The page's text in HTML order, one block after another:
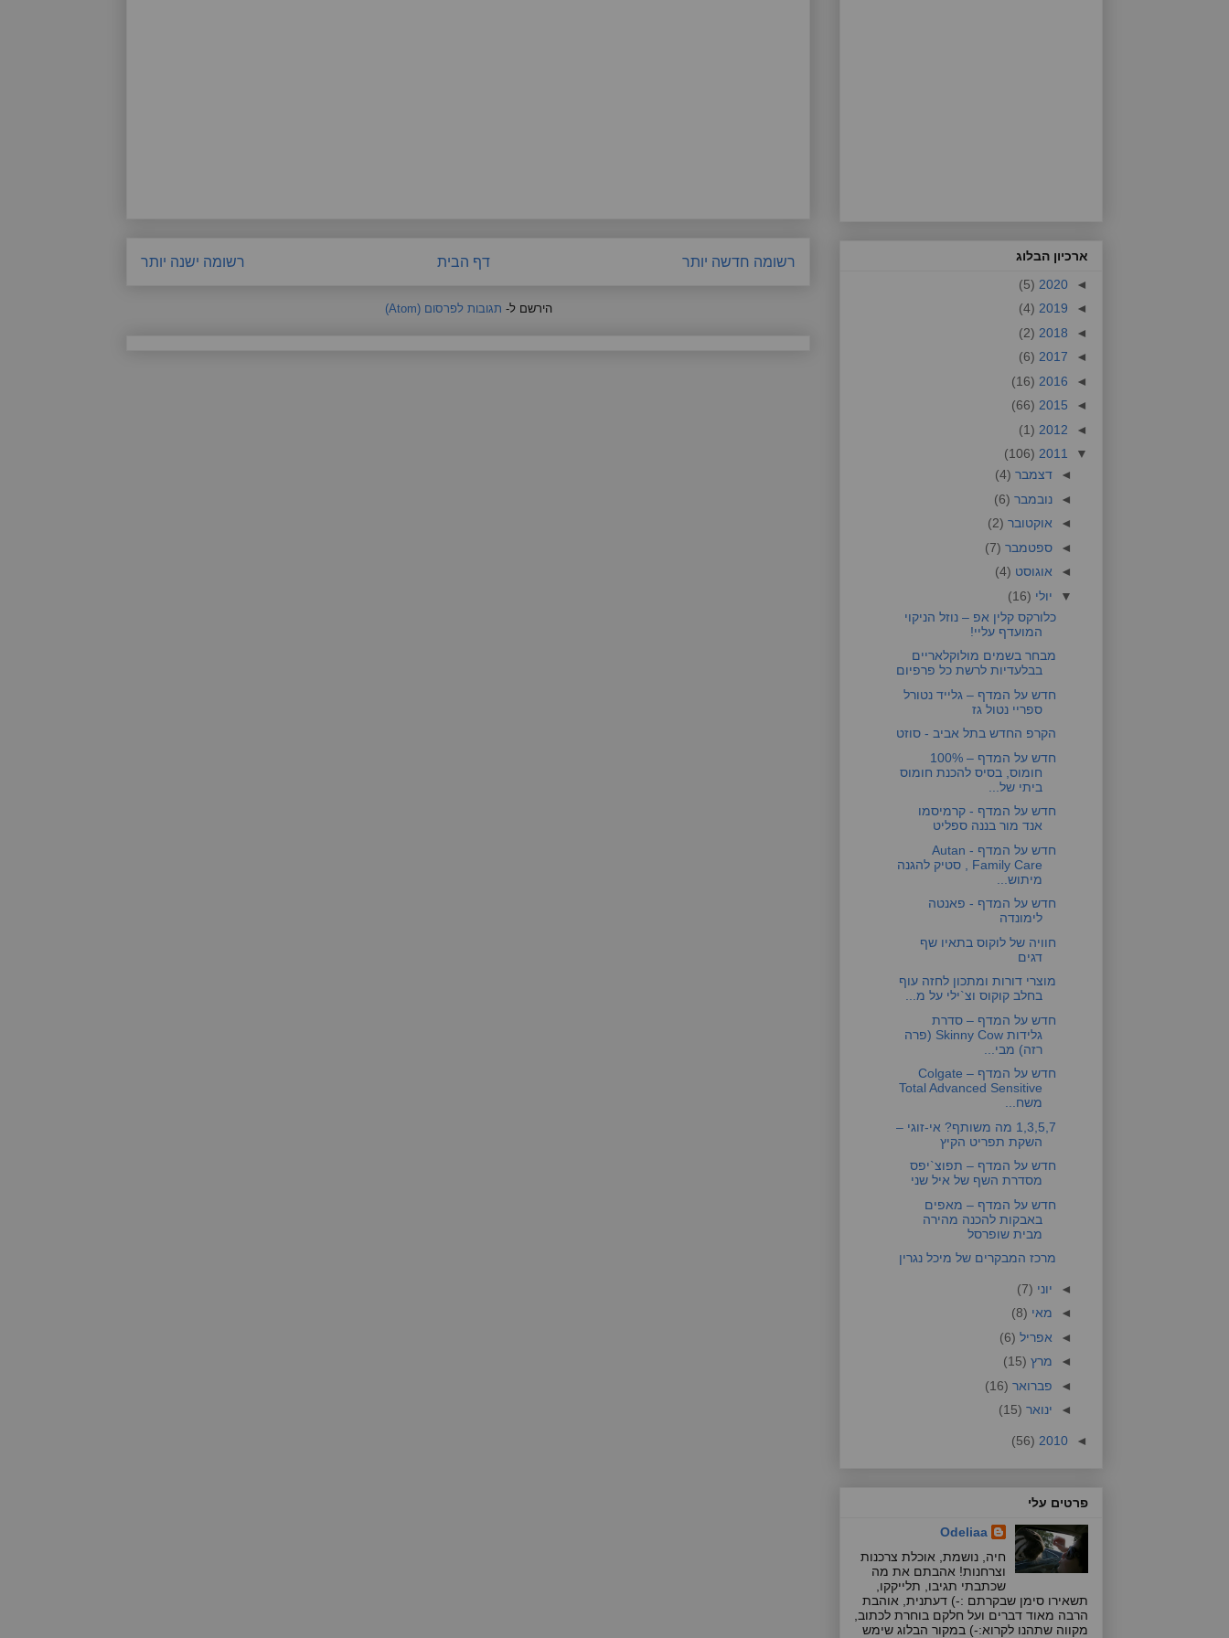
רשומה חדשה יותר רשומה ישנה יותר דף הבית
הירשם ל- תגובות לפרסום (Atom)
ארכיון הבלוג
◄
2020
(5)
◄
2019
(4)
◄
2018
(2)
◄
2017
(6)
◄
2016
(16)
◄
2015
(66)
◄
2012
(1)
▼
2011
(106)
◄ דצמבר (4)
◄ נובמבר (6)
◄ אוקטובר (2)
◄ ספטמבר (7)
◄ אוגוסט (4)
▼ יולי (16)
כלורקס קלין אפ – נוזל הניקוי
המועדף עליי!
מבחר בשמים מולוקלאריים
בבלעדיות לרשת כל פרפיום
חדש על המדף – גלייד נטורל
ספריי נטול גז
הקרפ החדש בתל אביב - סוזט
חדש על המדף – 100%
חומוס, בסיס להכנת חומוס
ביתי של...
חדש על המדף - קרמיסמו
אנד מור בננה ספליט
חדש על המדף - Autan
Family Care , סטיק להגנה
מיתוש...
חדש על המדף - פאנטה
לימונדה
חוויה של לוקוס בתאיו שף
דגים
מוצרי דורות ומתכון לחזה עוף
בחלב קוקוס וצ`ילי על מ...
חדש על המדף – סדרת
גלידות Skinny Cow (פרה
רזה) מבי...
חדש על המדף – Colgate
Total Advanced Sensitive
משח...
1,3,5,7 מה משותף? אי-זוגי –
השקת תפריט הקיץ
חדש על המדף – תפוצ`יפס
מסדרת השף של איל שני
חדש על המדף – מאפים
באבקות להכנה מהירה
מבית שופרסל
מרכז המבקרים של מיכל נגרין
◄ יוני (7)
◄ מאי (8)
◄ אפריל (6)
◄ מרץ (15)
◄ פברואר (16)
◄ ינואר (15)
◄
2010
(56)
פרטים עלי
Odeliaa
חיה, נושמת, אוכלת צרכנות
וצרחנות! אהבתם את מה
שכתבתי תגיבו, תלייקקו,
תשאירו סימן שבקרתם :-) דעתנית, אוהבת
הרבה מאוד דברים ועל חלקם בוחרת לכתוב,
מקווה שתהנו לקרוא:-) במקור הבלוג שימש